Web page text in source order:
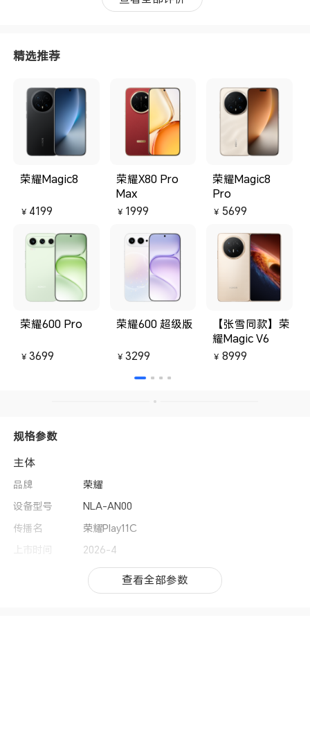
精选推荐
荣耀Magic8
￥ 4199
荣耀X80 Pro
Max
￥ 1999
荣耀Magic8
Pro
￥ 5699
荣耀600 Pro
￥ 3699
荣耀600 超级版
￥ 3299
【张雪同款】荣
耀Magic V6
￥ 8999
规格参数
主体
品牌
荣耀
设备型号
NLA-AN00
传播名
荣耀Play11C
上市时间
2026-4
MagicOS 9.0（基于Android 15）
MagicOS 9.0
查看全部参数
查看全部参数